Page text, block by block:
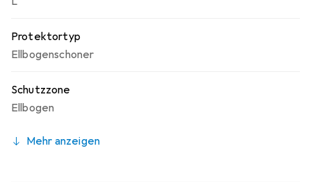
Protektortyp
Ellbogenschoner
Schutzzone
Ellbogen
Mehr anzeigen